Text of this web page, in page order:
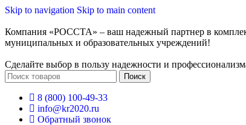
Skip to navigation Skip to main content
Компания «РОССТА» – ваш надежный партнер в
муниципальных и образовательных учреждений!
Сделайте выбор в пользу надежности и
Поиск
8 (800) 100-49-33
info@kr2020.ru
Обратный звонок